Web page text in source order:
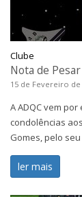
Clube
Nota de Pesar
15 de Fevereiro de
A ADQC vem
condolências
Gomes, pelo
ler mais